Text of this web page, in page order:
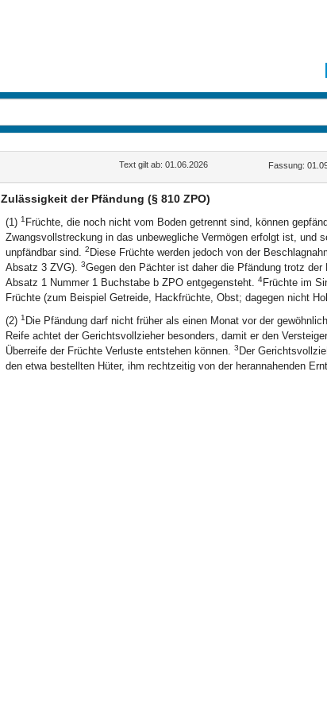
Text gilt ab: 01.06.2026 Fassung:
Zulässigkeit der Pfändung (§ 810 ZPO)
(1) 1 Früchte, die noch nicht vom Boden getrennt sind, können
Zwangsvollstreckung in das unbewegliche Vermögen erfolgt ist,
unpfändbar sind. 2 Diese Früchte werden jedoch von der
Absatz 3 ZVG). 3Gegen den Pächter ist daher die Pfändung trotz
Absatz 1 Nummer 1 Buchstabe b ZPO entgegensteht. 4Früchte im
Früchte (zum Beispiel Getreide, Hackfrüchte, Obst; dagegen nicht
(2) 1 Die Pfändung darf nicht früher als einen Monat vor der
Reife achtet der Gerichtsvollzieher besonders, damit er den
Überreife der Früchte Verluste entstehen können. 3 Der
den etwa bestellten Hüter, ihm rechtzeitig von der herannahenden